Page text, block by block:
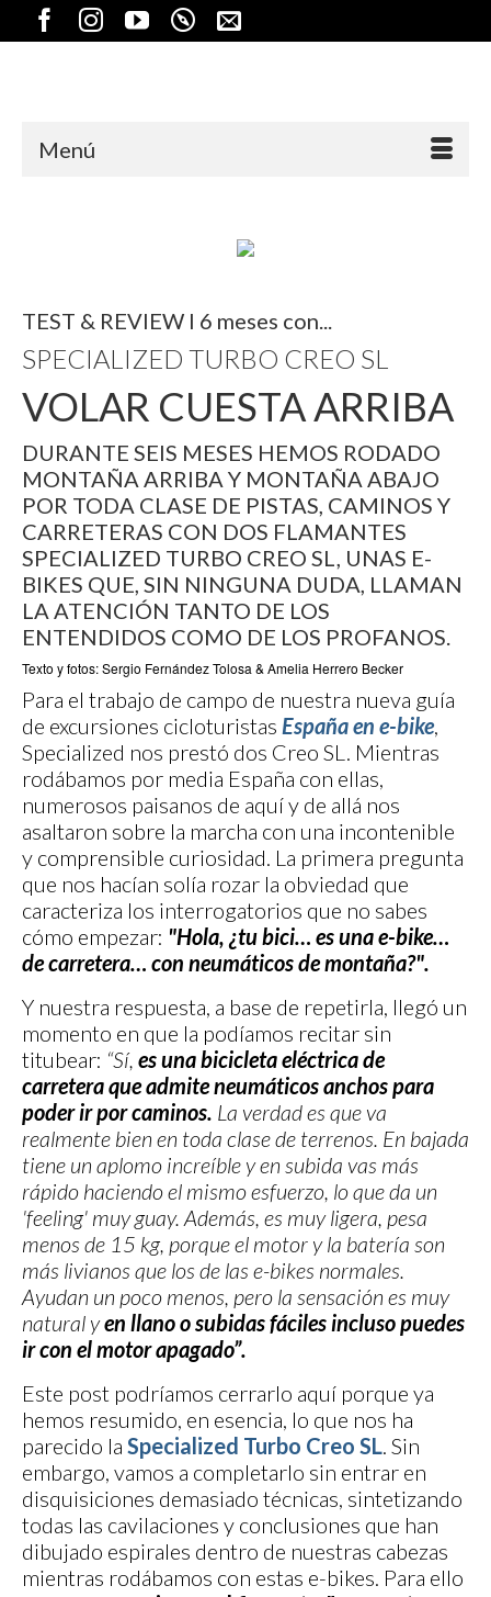
Menú
TEST & REVIEW I 6 meses con...
SPECIALIZED TURBO CREO SL
VOLAR CUESTA ARRIBA
DURANTE SEIS MESES HEMOS RODADO
MONTAÑA ARRIBA Y MONTAÑA ABAJO
POR TODA CLASE DE PISTAS, CAMINOS Y
CARRETERAS CON DOS FLAMANTES
SPECIALIZED TURBO CREO SL, UNAS E-
BIKES QUE, SIN NINGUNA DUDA, LLAMAN
LA ATENCIÓN TANTO DE LOS
ENTENDIDOS COMO DE LOS PROFANOS.
Texto y fotos: Sergio Fernández Tolosa & Amelia Herrero Becker
Para el trabajo de campo de nuestra nueva guía
de excursiones cicloturistas España en e-bike,
Specialized nos prestó dos Creo SL. Mientras
rodábamos por media España con ellas,
numerosos paisanos de aquí y de allá nos
asaltaron sobre la marcha con una incontenible
y comprensible curiosidad. La primera pregunta
que nos hacían solía rozar la obviedad que
caracteriza los interrogatorios que no sabes
cómo empezar: "Hola, ¿tu bici… es una e-bike…
de carretera… con neumáticos de montaña?".
Y nuestra respuesta, a base de repetirla, llegó un
momento en que la podíamos recitar sin
titubear: “Sí, es una bicicleta eléctrica de
carretera que admite neumáticos anchos para
poder ir por caminos. La verdad es que va
realmente bien en toda clase de terrenos. En bajada
tiene un aplomo increíble y en subida vas más
rápido haciendo el mismo esfuerzo, lo que da un
'feeling' muy guay. Además, es muy ligera, pesa
menos de 15 kg, porque el motor y la batería son
más livianos que los de las e-bikes normales.
Ayudan un poco menos, pero la sensación es muy
natural yen llano o subidas fáciles incluso puedes
ir con el motor apagado”.
Este post podríamos cerrarlo aquí porque ya
hemos resumido, en esencia, lo que nos ha
parecido la Specialized Turbo Creo SL. Sin
embargo, vamos a completarlo sin entrar en
disquisiciones demasiado técnicas, sintetizando
todas las cavilaciones y conclusiones que han
dibujado espirales dentro de nuestras cabezas
mientras rodábamos con estas e-bikes. Para ello